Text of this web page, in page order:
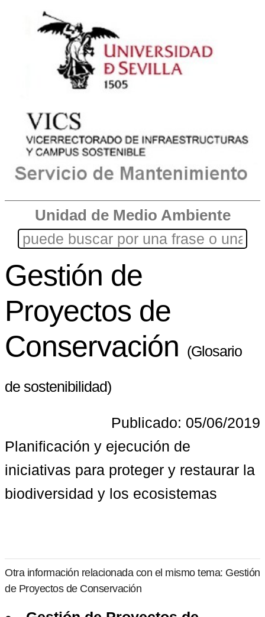
Unidad de Medio Ambiente
Gestión de
Proyectos de
Conservación (Glosario
de sostenibilidad)
Publicado: 05/06/2019
Planificación y ejecución de
iniciativas para proteger y restaurar la
biodiversidad y los ecosistemas
Otra información relacionada con el mismo tema: Gestión
de Proyectos de Conservación